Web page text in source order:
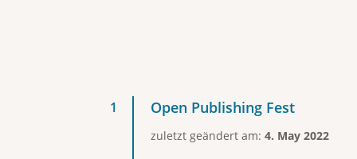
Open Publishing Fest
zuletzt geändert am: 4. May 2022